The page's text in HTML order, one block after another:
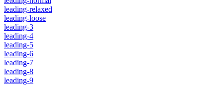
leading-relaxed
leading-loose
leading-3
leading-4
leading-5
leading-6
leading-7
leading-8
leading-9